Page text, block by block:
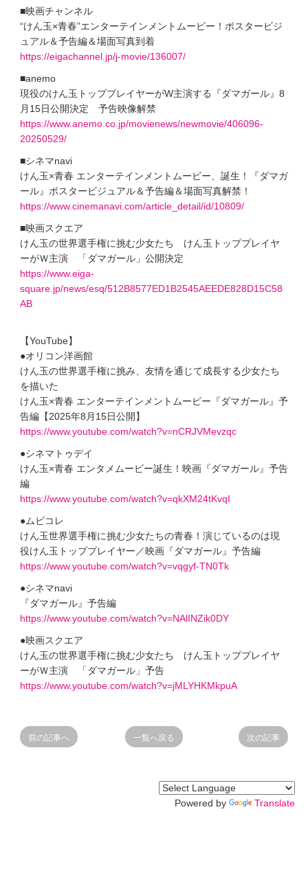
■映画チャンネル
“けん玉×青春”エンターテインメントムービー！ポスタービジ
ュアル＆予告編＆場面写真到着
https://eigachannel.jp/j-movie/136007/
■anemo
現役のけん玉トッププレイヤーがW主演する『ダマガール』8
月15日公開決定 予告映像解禁
https://www.anemo.co.jp/movienews/newmovie/406096-
20250529/
■シネマnavi
けん玉×青春 エンターテインメントムービー、誕生！『ダマガ
ール』ポスタービジュアル＆予告編＆場面写真解禁！
https://www.cinemanavi.com/article_detail/id/10809/
■映画スクエア
けん玉の世界選手権に挑む少女たち けん玉トッププレイヤ
ーがＷ主演 「ダマガール」公開決定
https://www.eiga-
square.jp/news/esq/512B8577ED1B2545AEEDE828D15C58
AB
【YouTube】
●オリコン洋画館
けん玉の世界選手権に挑み、友情を通じて成長する少女たち
を描いた
けん玉×青春 エンターテインメントムービー『ダマガール』予
告編【2025年8月15日公開】
https://www.youtube.com/watch?v=nCRJVMevzqc
●シネマトゥデイ
けん玉×青春 エンタメムービー誕生！映画『ダマガール』予告
編
https://www.youtube.com/watch?v=qkXM24tKvqI
●ムビコレ
けん玉世界選手権に挑む少女たちの青春！演じているのは現
役けん玉トッププレイヤー／映画『ダマガール』予告編
https://www.youtube.com/watch?v=vqgyf-TN0Tk
●シネマnavi
『ダマガール』予告編
https://www.youtube.com/watch?v=NAlINZik0DY
●映画スクエア
けん玉の世界選手権に挑む少女たち けん玉トッププレイヤ
ーがＷ主演 「ダマガール」予告
https://www.youtube.com/watch?v=jMLYHKMkpuA
次の記事
一覧へ戻る
前の記事へ
Powered by Translate